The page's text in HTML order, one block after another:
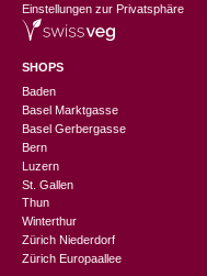
Einstellungen zur Privatsphäre
SHOPS
Baden
Basel Marktgasse
Basel Gerbergasse
Bern
Luzern
St. Gallen
Thun
Winterthur
Zürich Niederdorf
Zürich Europaallee